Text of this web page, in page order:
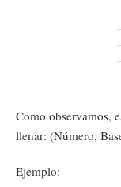
Como observamos,
llenar: (Número,
Ejemplo: